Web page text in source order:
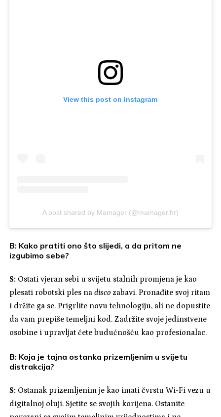
View this post on Instagram
A post shared by Mamager (@mamager.hr)
B: Kako pratiti ono što slijedi, a da pritom ne
izgubimo sebe?
S: Ostati vjeran sebi u svijetu stalnih promjena je kao
plesati robotski ples nadisco zabavi. Pronađite svoj ritam
i držite ga se. Prigrlite novu tehnologiju, ali ne dopustite
da vam prepiše temeljni kod. Zadržite svoje jedinstvene
osobine i upravljat ćete budućnošću kao profesionalac.
B: Koja je tajna ostanka prizemljenim u svijetu
distrakcija?
S: Ostanak prizemljenim je kao imati čvrstu Wi-Fi vezu u
digitalnoj oluji. Sjetite se svojih korijena. Ostanite